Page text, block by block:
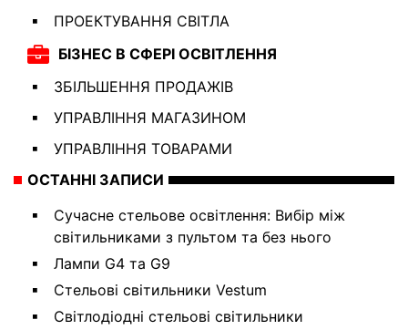
ПРОЕКТУВАННЯ СВІТЛА
БІЗНЕС В СФЕРІ ОСВІТЛЕННЯ
ЗБІЛЬШЕННЯ ПРОДАЖІВ
УПРАВЛІННЯ МАГАЗИНОМ
УПРАВЛІННЯ ТОВАРАМИ
ОСТАННІ ЗАПИСИ
Сучасне стельове освітлення: Вибір між
світильниками з пультом та без нього
Лампи G4 та G9
Стельові світильники Vestum
Світлодіодні стельові світильники